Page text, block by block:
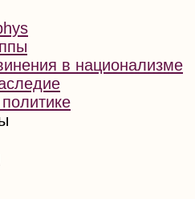
в национализме